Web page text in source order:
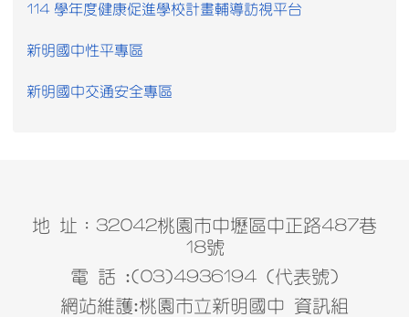
114 學年度健康促進學校計畫輔導訪視平台
新明國中性平專區
新明國中交通安全專區
地 址：32042桃園市中壢區中正路487巷
18號
電 話 :(03)4936194 (代表號)
網站維護:桃園市立新明國中 資訊組